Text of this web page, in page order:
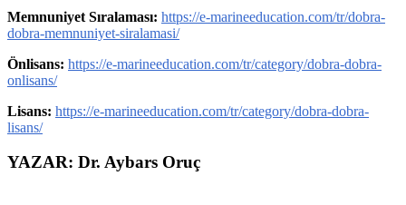
Memnuniyet Sıralaması: https://e-marineeducation.com/tr/dobra-
dobra-memnuniyet-siralamasi/
Önlisans: https://e-marineeducation.com/tr/category/dobra-dobra-
onlisans/
Lisans: https://e-marineeducation.com/tr/category/dobra-dobra-
lisans/
YAZAR: Dr. Aybars Oruç